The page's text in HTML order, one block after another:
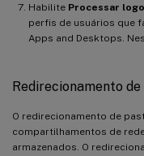
Habilite Processar
perfis de usuários que
Apps and Desktops.
Redirecionamento
O redirecionamento de
compartilhamentos de
armazenados. O